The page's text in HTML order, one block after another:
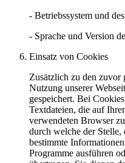
- Betriebssystem und
- Sprache und Version
Einsatz von Cookies
Zusätzlich zu den zuvor
Nutzung unserer
gespeichert. Bei
Textdateien, die auf
verwendeten Browser
durch welche der Stelle,
bestimmte
Programme ausführen